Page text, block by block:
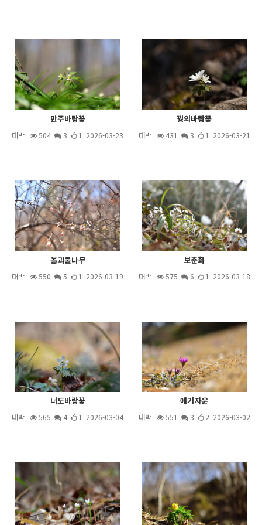
만주바람꽃
대박 504 3 1 2026-03-23
꿩의바람꽃
대박 431 3 1 2026-03-21
올괴불나무
대박 550 5 1 2026-03-19
보춘화
대박 575 6 1 2026-03-18
너도바람꽃
대박 565 4 1 2026-03-04
애기자운
대박 551 3 2 2026-03-02